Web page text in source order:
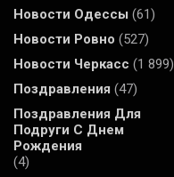
Новости Одессы (61)
Новости Ровно (527)
Новости Черкасс (1 899)
Поздравления (47)
Поздравления Для
Подруги С Днем
Рождения
(4)